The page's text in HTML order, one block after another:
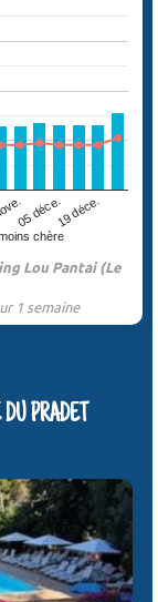
chère
05 déce.19 déce.
Lou Pantai (Le
1 semaine
PRADET